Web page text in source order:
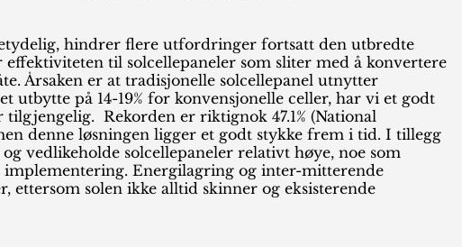
hindrer flere utfordringer fortsatt den utbredte
til solcellepaneler som sliter med å konvertere
Årsaken er at tradisjonelle solcellepanel utnytter
utbytte på 14-19% for konvensjonelle celler, har vi et godt
Rekorden er riktignok 47.1% (National
denne løsningen ligger et godt stykke frem i tid. I tillegg
vedlikeholde solcellepaneler relativt høye, noe som
Energilagring og inter-mitterende
solen ikke alltid skinner og eksisterende